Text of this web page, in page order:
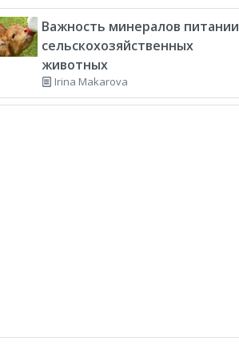
Важность минералов питании
сельскохозяйственных
животных
Irina Makarova